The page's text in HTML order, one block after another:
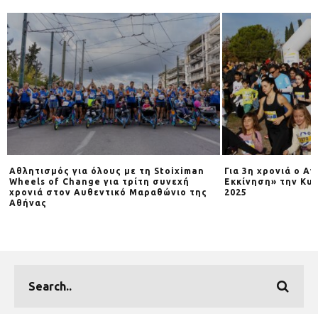
Αθλητισμός για όλους με τη Stoiximan
Wheels of Change για τρίτη συνεχή
χρονιά στον Αυθεντικό Μαραθώνιο της
Αθήνας
Για 3η χρονιά o
Εκκίνηση» την
2025